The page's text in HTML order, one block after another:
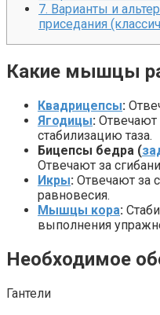
7. Варианты и
приседания
Какие мышцы
Квадрицепсы:
Ягодицы: Отвечают
стабилизацию таза.
Бицепсы бедра (
Отвечают за
Икры: Отвечают за
равновесия.
Мышцы кора:
выполнения
Необходимое
Гантели